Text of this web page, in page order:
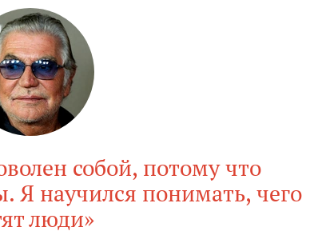
собой, потому что
Я научился понимать, чего
люди»